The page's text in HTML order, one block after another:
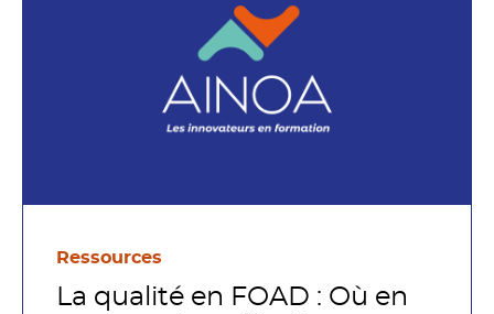
Ressources
La qualité en FOAD : Où en